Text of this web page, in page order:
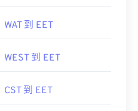
WAT 到 EET
WEST 到 EET
CST 到 EET